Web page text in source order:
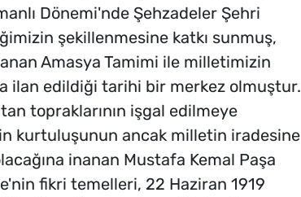
Dönemi'nde Şehzadeler Şehri
şekillenmesine katkı sunmuş,
Amasya Tamimi ile milletimizin
ilan edildiği tarihi bir merkez olmuştur.
topraklarının işgal edilmeye
kurtuluşunun ancak milletin iradesine
inanan Mustafa Kemal Paşa
fikri temelleri, 22 Haziran 1919